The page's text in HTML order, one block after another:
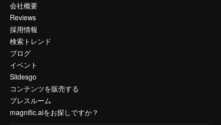
会社概要
Reviews
採用情報
検索トレンド
ブログ
イベント
Slidesgo
コンテンツを販売する
プレスルーム
magnific.aiをお探しですか？